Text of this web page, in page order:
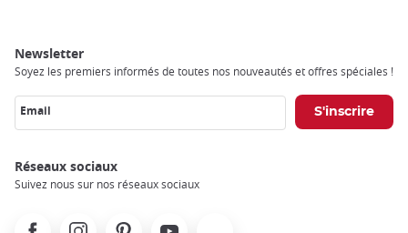
Newsletter
Soyez les premiers informés de toutes nos nouveautés et offres spéciales !
Email
Réseaux sociaux
Suivez nous sur nos réseaux sociaux
FacebookInstagramPinterest Youtube